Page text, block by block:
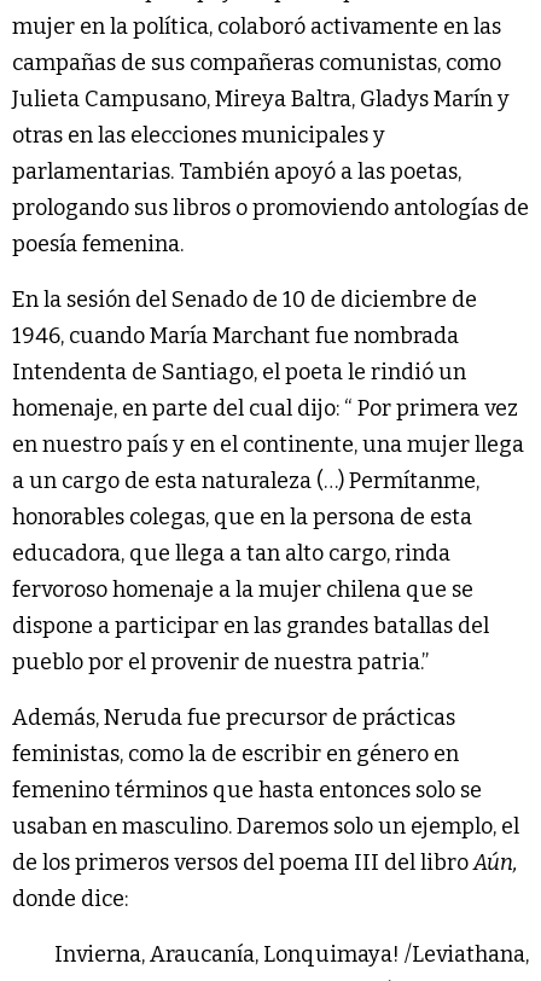
mujer en la política, colaboró activamente en las
campañas de sus compañeras comunistas, como
Julieta Campusano, Mireya Baltra, Gladys Marín y
otras en las elecciones municipales y
parlamentarias. También apoyó a las poetas,
prologando sus libros o promoviendo antologías de
poesía femenina.
En la sesión del Senado de 10 de diciembre de
1946, cuando María Marchant fue nombrada
Intendenta de Santiago, el poeta le rindió un
homenaje, en parte del cual dijo: “ Por primera vez
en nuestro país y en el continente, una mujer llega
a un cargo de esta naturaleza (…) Permítanme,
honorables colegas, que en la persona de esta
educadora, que llega a tan alto cargo, rinda
fervoroso homenaje a la mujer chilena que se
dispone a participar en las grandes batallas del
pueblo por el provenir de nuestra patria.”
Además, Neruda fue precursor de prácticas
feministas, como la de escribir en género en
femenino términos que hasta entonces solo se
usaban en masculino. Daremos solo un ejemplo, el
de los primeros versos del poema III del libroAún,
donde dice:
Invierna, Araucanía, Lonquimaya! /Leviathana,